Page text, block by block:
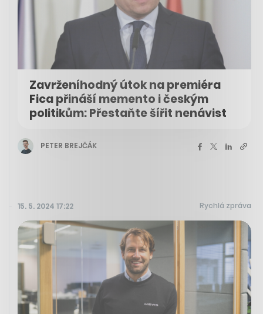
Zavrženíhodný útok na premiéra
Fica přináší memento i českým
politikům: Přestaňte šířit nenávist
PETER BREJČÁK
15. 5. 2024 17:22 Rychlá zpráva